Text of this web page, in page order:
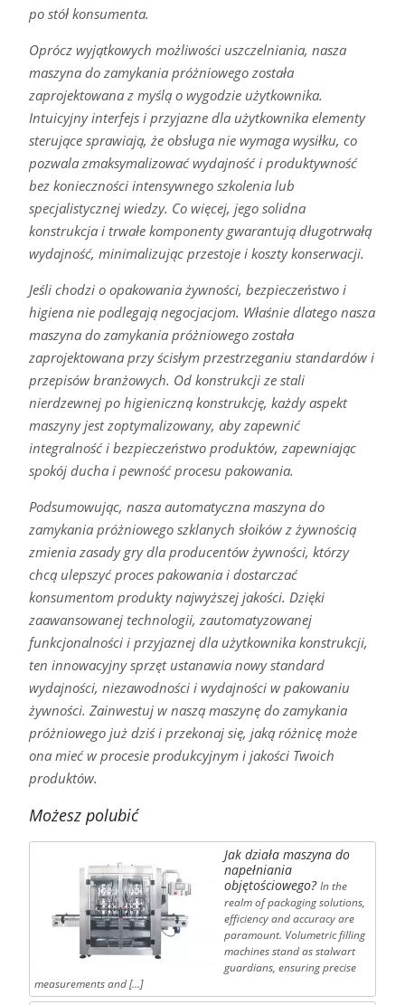
po stół konsumenta.
Oprócz wyjątkowych możliwości uszczelniania, nasza
maszyna do zamykania próżniowego została
zaprojektowana z myślą o wygodzie użytkownika.
Intuicyjny interfejs i przyjazne dla użytkownika elementy
sterujące sprawiają, że obsługa nie wymaga wysiłku, co
pozwala zmaksymalizować wydajność i produktywność
bez konieczności intensywnego szkolenia lub
specjalistycznej wiedzy. Co więcej, jego solidna
konstrukcja i trwałe komponenty gwarantują długotrwałą
wydajność, minimalizując przestoje i koszty konserwacji.
Jeśli chodzi o opakowania żywności, bezpieczeństwo i
higiena nie podlegają negocjacjom. Właśnie dlatego nasza
maszyna do zamykania próżniowego została
zaprojektowana przy ścisłym przestrzeganiu standardów i
przepisów branżowych. Od konstrukcji ze stali
nierdzewnej po higieniczną konstrukcję, każdy aspekt
maszyny jest zoptymalizowany, aby zapewnić
integralność i bezpieczeństwo produktów, zapewniając
spokój ducha i pewność procesu pakowania.
Podsumowując, nasza automatyczna maszyna do
zamykania próżniowego szklanych słoików z żywnością
zmienia zasady gry dla producentów żywności, którzy
chcą ulepszyć proces pakowania i dostarczać
konsumentom produkty najwyższej jakości. Dzięki
zaawansowanej technologii, zautomatyzowanej
funkcjonalności i przyjaznej dla użytkownika konstrukcji,
ten innowacyjny sprzęt ustanawia nowy standard
wydajności, niezawodności i wydajności w pakowaniu
żywności. Zainwestuj w naszą maszynę do zamykania
próżniowego już dziś i przekonaj się, jaką różnicę może
ona mieć w procesie produkcyjnym i jakości Twoich
produktów.
Możesz polubić
Jak działa maszyna do
napełniania
objętościowego? In the
realm of packaging solutions,
efficiency and accuracy are
paramount. Volumetric filling
machines stand as stalwart
guardians, ensuring precise
measurements and […]